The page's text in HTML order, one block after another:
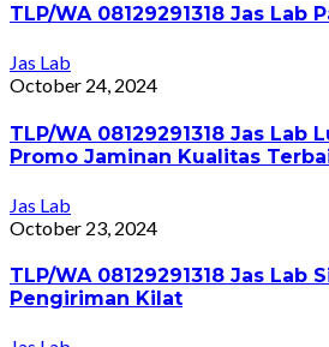
TLP/WA 08129291318 Jas Lab
Jas Lab
October 24, 2024
TLP/WA 08129291318 Jas Lab
Promo Jaminan Kualitas
Jas Lab
October 23, 2024
TLP/WA 08129291318 Jas Lab
Pengiriman Kilat